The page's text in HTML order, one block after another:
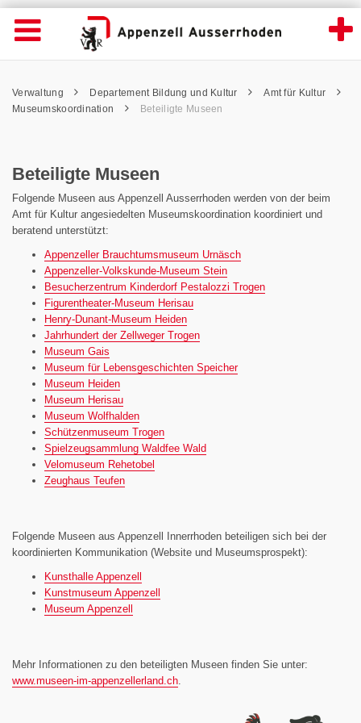
Beteiligte Museen - Appenzell
Wichtige
Seiten
Home
Inhalt
Kontakt
Navigation öffnen
Inhalt
Pfadnavigation
Verwaltung Departement Bildung und Kultur
Amt für Kultur
Museumskoordination
Beteiligte Museen
Beteiligte Museen
Folgende Museen aus Appenzell Ausserrhoden werden von der beim
Amt für Kultur angesiedelten Museumskoordination koordiniert und
beratend unterstützt:
Appenzeller Brauchtumsmuseum Urnäsch
Appenzeller-Volkskunde-Museum Stein
Besucherzentrum Kinderdorf Pestalozzi Trogen
Figurentheater-Museum Herisau
Henry-Dunant-Museum Heiden
Jahrhundert der Zellweger Trogen
Museum Gais
Museum für Lebensgeschichten Speicher
Museum Heiden
Museum Herisau
Museum Wolfhalden
Schützenmuseum Trogen
Spielzeugsammlung Waldfee Wald
Velomuseum Rehetobel
Zeughaus Teufen
Folgende Museen aus Appenzell Innerrhoden beteiligen sich bei der
koordinierten Kommunikation (Website und Museumsprospekt):
Kunsthalle Appenzell
Kunstmuseum Appenzell
Museum Appenzell
Mehr Informationen zu den beteiligten Museen finden Sie unter:
www.museen-im-appenzellerland.ch.